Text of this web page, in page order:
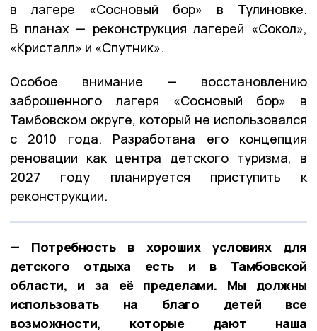
в лагере «Сосновый бор» в Тулиновке.
В планах — реконструкция лагерей «Сокол»,
«Кристалл» и «Спутник».
Особое внимание — восстановлению
заброшенного лагеря «Сосновый бор» в
Тамбовском округе, который не использовался
с 2010 года. Разработана его концепция
реновации как центра детского туризма, в
2027 году планируется приступить к
реконструкции.
— Потребность в хороших условиях для
детского отдыха есть и в Тамбовской
области, и за её пределами. Мы должны
использовать на благо детей все
возможности, которые дают наша